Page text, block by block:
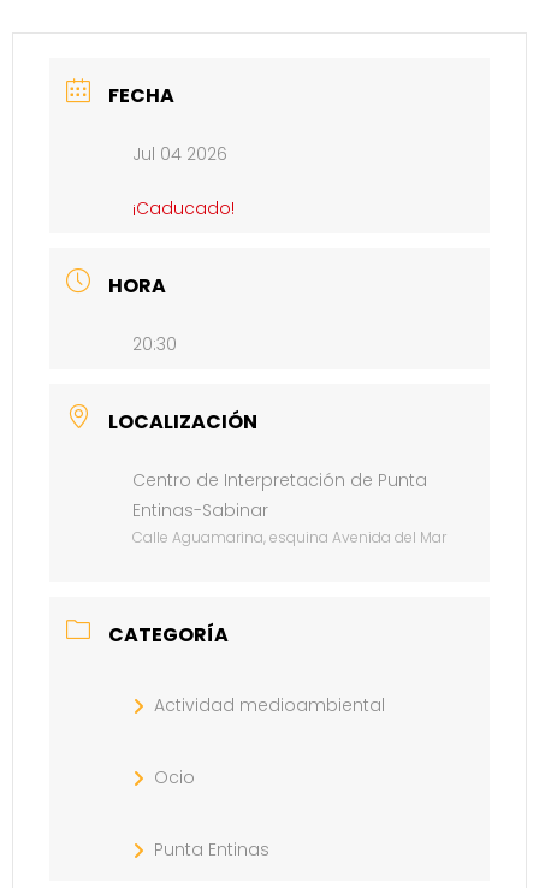
FECHA
Jul 04 2026
¡Caducado!
HORA
20:30
LOCALIZACIÓN
Centro de Interpretación de Punta
Entinas-Sabinar
Calle Aguamarina, esquina Avenida del Mar
CATEGORÍA
Actividad medioambiental
Ocio
Punta Entinas